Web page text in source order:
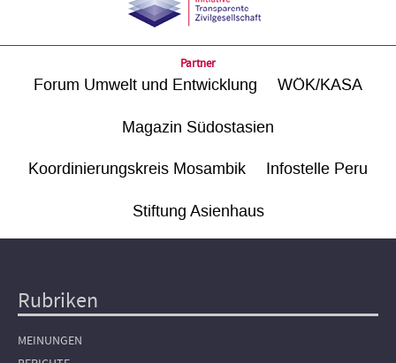
Partner
Forum Umwelt und Entwicklung WÖK/KASA
Magazin Südostasien
Koordinierungskreis Mosambik Infostelle Peru
Stiftung Asienhaus
Hauptnavigation
Rubriken
MEINUNGEN